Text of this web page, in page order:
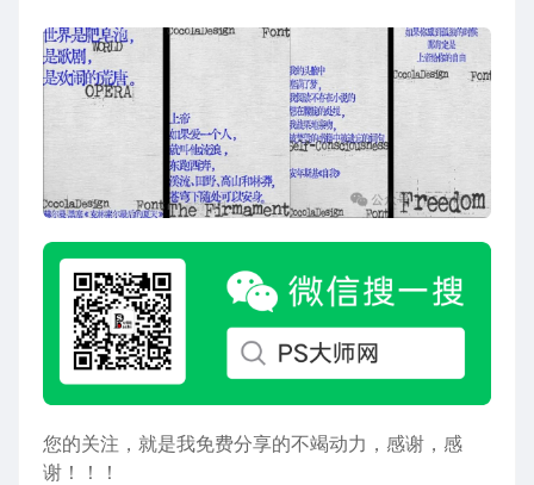
您的关注，就是我免费分享的不竭动力，感谢，感
谢！！！